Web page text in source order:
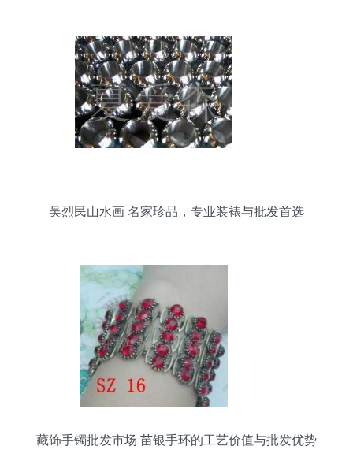
吴烈民山水画 名家珍品，专业装裱与批发首选
藏饰手镯批发市场 苗银手环的工艺价值与批发优势